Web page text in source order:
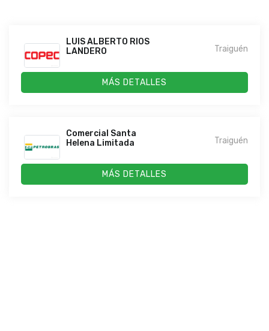
LUIS ALBERTO RIOS
LANDERO
Traiguén
MÁS DETALLES
Comercial Santa
Helena Limitada
Traiguén
MÁS DETALLES